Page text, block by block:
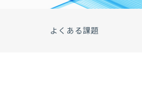
よくある課題